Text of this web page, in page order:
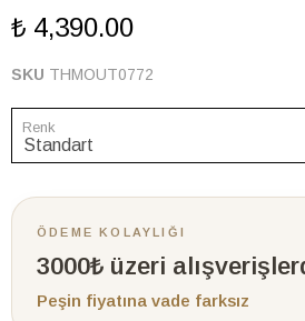
₺ 4,390.00
SKU THMOUT0772
Renk
ÖDEME KOLAYLIĞI
3000₺ üzeri
Peşin fiyatına vade farksız